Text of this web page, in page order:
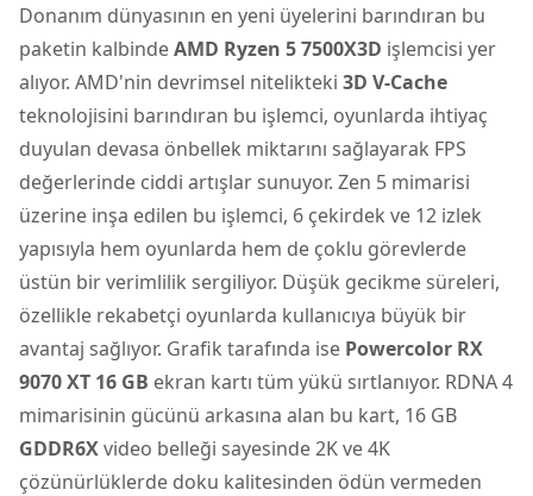
Donanım dünyasının en yeni üyelerini barındıran bu
paketin kalbindeAMD Ryzen 5 7500X3D işlemcisi yer
alıyor. AMD'nin devrimsel nitelikteki 3D V-Cache
teknolojisini barındıran bu işlemci, oyunlarda ihtiyaç
duyulan devasa önbellek miktarını sağlayarak FPS
değerlerinde ciddi artışlar sunuyor. Zen 5 mimarisi
üzerine inşa edilen bu işlemci, 6 çekirdek ve 12 izlek
yapısıyla hem oyunlarda hem de çoklu görevlerde
üstün bir verimlilik sergiliyor. Düşük gecikme süreleri,
özellikle rekabetçi oyunlarda kullanıcıya büyük bir
avantaj sağlıyor. Grafik tarafında ise Powercolor RX
9070 XT 16 GB ekran kartı tüm yükü sırtlanıyor. RDNA 4
mimarisinin gücünü arkasına alan bu kart, 16 GB
GDDR6Xvideo belleği sayesinde 2K ve 4K
çözünürlüklerde doku kalitesinden ödün vermeden